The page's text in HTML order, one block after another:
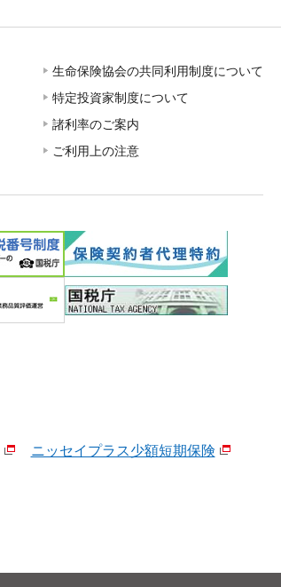
生命保険協会の共同利用制度について
特定投資家制度について
諸利率のご案内
ご利用上の注意
ニッセイプラス少額短期保険